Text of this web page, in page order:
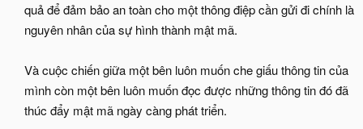
quả để đảm bảo an toàn cho một thông điệp cần gửi đi chính là
nguyên nhân của sự hình thành mật mã.​
Và cuộc chiến giữa một bên luôn muốn che giấu thông tin của
mình còn một bên luôn muốn đọc được những thông tin đó đã
thúc đẩy mật mã ngày càng phát triển.​